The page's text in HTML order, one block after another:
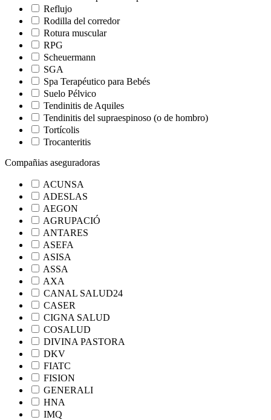
Reflujo
Rodilla del corredor
Rotura muscular
RPG
Scheuermann
SGA
Spa Terapéutico para Bebés
Suelo Pélvico
Tendinitis de Aquiles
Tendinitis del supraespinoso (o de hombro)
Tortícolis
Trocanteritis
Compañias aseguradoras
ACUNSA
ADESLAS
AEGON
AGRUPACIÓ
ANTARES
ASEFA
ASISA
ASSA
AXA
CANAL SALUD24
CASER
CIGNA SALUD
COSALUD
DIVINA PASTORA
DKV
FIATC
FISION
GENERALI
HNA
IMQ